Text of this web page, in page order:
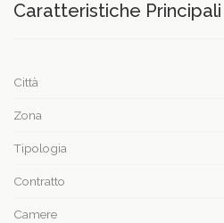
Caratteristiche Principali
Città
Zona
Tipologia
Contratto
Camere